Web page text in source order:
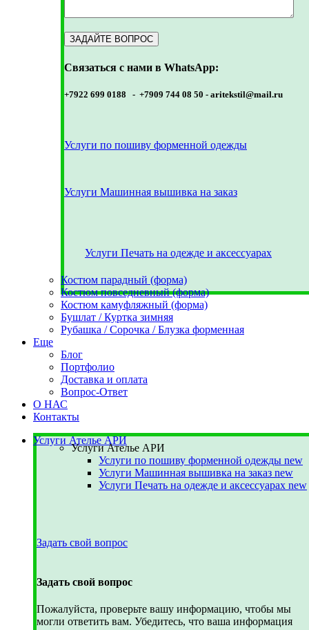
Связаться с нами в WhatsApp:
+7922 699 0188 - +7909 744 08 50 - aritekstil@mail.ru
Услуги по пошиву форменной одежды
Услуги Машинная вышивка на заказ
Услуги Печать на одежде и аксессуарах
Костюм парадный (форма)
Костюм повседневный (форма)
Костюм камуфляжный (форма)
Бушлат / Куртка зимняя
Рубашка / Сорочка / Блузка форменная
Еще
Блог
Портфолио
Доставка и оплата
Вопрос-Ответ
О НАС
Контакты
Услуги Ателье АРИ
Услуги Ателье АРИ
Услуги по пошиву форменной одежды new
Услуги Машинная вышивка на заказ new
Услуги Печать на одежде и аксессуарах new
Задать свой вопрос
Задать свой вопрос
Пожалуйста, проверьте вашу информацию, чтобы мы
могли ответить вам. Убедитесь, что ваша информация